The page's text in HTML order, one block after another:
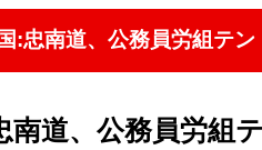
:忠南道、公務員労組テ
南道、公務員労組